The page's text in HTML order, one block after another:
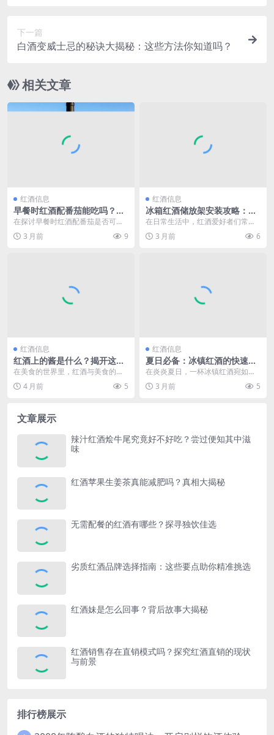
下一篇
白酒变威士忌的秘诀大揭秘：这些方法你知道吗？
相关文章
红酒信息
早餐时红酒配番茄能吃吗？一
文为你解答疑惑
在探讨早餐时红酒配番茄是否可行
之前，我们需要先了解早餐对于人
体的重要性以及红酒和...
3 月前 9
红酒信息
冰箱红酒储放架安装攻略：轻
松打造专属红酒存储空间
在日常生活中，红酒爱好者们常常
会遇到如何妥善储放红酒的问题。
而冰箱红酒储放架能很...
3 月前 6
红酒信息
红酒上的酱是什么？揭开这神
秘酱料的真实面纱
在美食的世界里，红酒与美食的搭
配一直是备受关注的话题。当我们
在享用牛排等美食时，...
4 月前 5
红酒信息
夏日必备：冰镇红酒的快速冷
却秘籍大揭秘
在炎炎夏日，一杯冰镇红酒宛如一
股清凉的溪流，能为燥热的身心带
来舒缓与惬意。如何恰...
3 月前 5
文章展示
辣汁红酒烩牛尾究竟好不好吃？尝过便知其中滋
味
红酒苹果生姜茶真能减肥吗？真相大揭秘
无需配餐的红酒有哪些？探寻独饮佳选
劣质红酒品牌选择指南：这些要点助你精准挑选
红酒妹是怎么回事？背后故事大揭秘
红酒销售存在直销模式吗？探究红酒直销的现状
与前景
排行榜展示